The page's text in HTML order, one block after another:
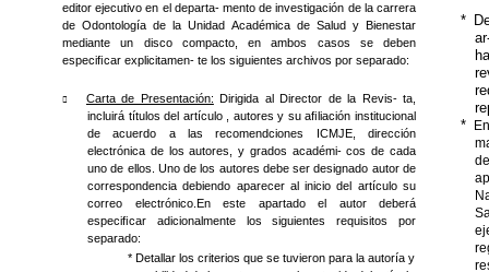
editor ejecutivo en el departa- mento de investigación de la carrera
de Odontología de la Unidad Académica de Salud y Bienestar
mediante un disco compacto, en ambos casos se deben
especiﬁcar explicitamen- te los siguientes archivos por separado:
￿ Carta de Presentación: Dirigida al Director de la Revis- ta,
incluirá títulos del artículo , autores y su aﬁliación institucional
de acuerdo a las recomendciones ICMJE, dirección
electrónica de los autores, y grados académi- cos de cada
uno de ellos. Uno de los autores debe ser designado autor de
correspondencia debiendo aparecer al inicio del artículo su
correo electrónico.En este apartado el autor deberá
especiﬁcar adicionalmente los siguientes requisitos por
separado:
* Detallar los criterios que se tuvieron para la autoría y
*
*